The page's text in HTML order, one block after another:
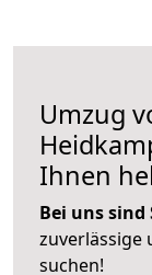
Umzug
Ihnen
Bei uns
zuverlässige
suchen!